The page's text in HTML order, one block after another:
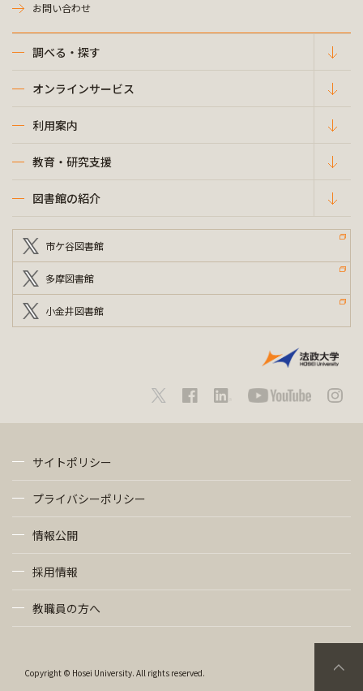
お問い合わせ
調べる・探す
オンラインサービス
利用案内
教育・研究支援
図書館の紹介
市ケ谷図書館
多摩図書館
小金井図書館
サイトポリシー
プライバシーポリシー
情報公開
採用情報
教職員の方へ
Copyright © Hosei University. All rights reserved.